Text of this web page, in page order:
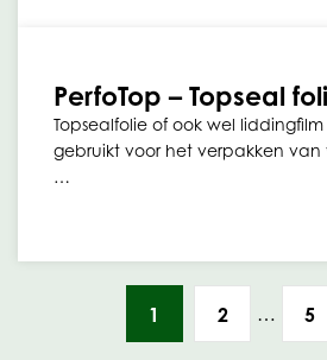
PerfoTop – Topseal
Topsealfolie of ook wel
gebruikt voor het verpakken
…
1 2 … 5